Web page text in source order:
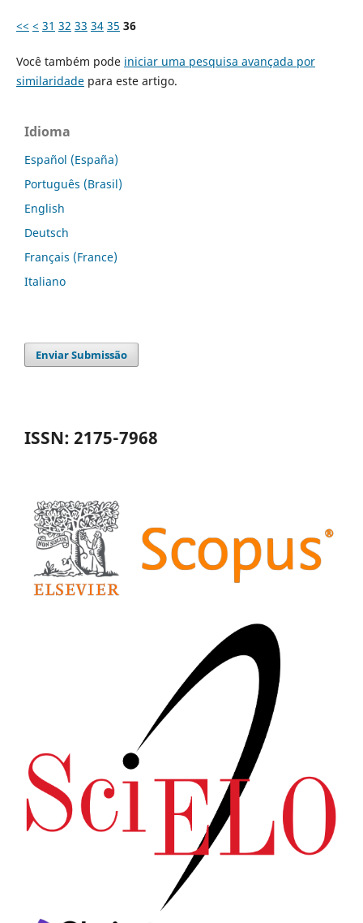
<< < 31 32 33 34 35 36
Você também pode iniciar uma pesquisa avançada por
similaridadepara este artigo.
Idioma
Español (España)
Português (Brasil)
English
Deutsch
Français (France)
Italiano
Enviar Submissão
ISSN: 2175-7968